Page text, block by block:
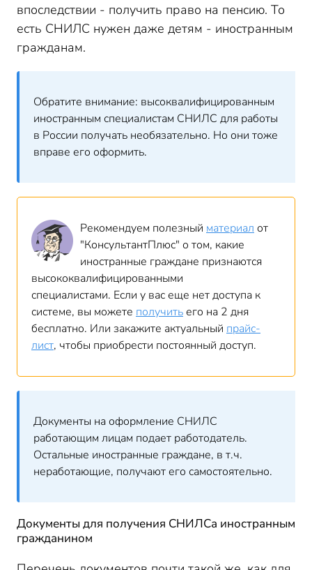
впоследствии - получить право на пенсию. То
есть СНИЛС нужен даже детям - иностранным
гражданам.
Обратите внимание: высоквалифицированным
иностранным специалистам СНИЛС для работы
в России получать необязательно. Но они тоже
вправе его оформить.
Рекомендуем полезный материал от
"КонсультантПлюс" о том, какие
иностранные граждане признаются
высококвалифицированными
специалистами. Если у вас еще нет доступа к
системе, вы можете получитьего на 2 дня
бесплатно. Или закажите актуальный прайс-
лист, чтобы приобрести постоянный доступ.
Документы на оформление СНИЛС
работающим лицам подает работодатель.
Остальные иностранные граждане, в т.ч.
неработающие, получают его самостоятельно.
Документы для получения СНИЛСа иностранным
гражданином